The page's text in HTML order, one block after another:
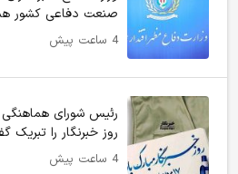
صنعت دفاعی کشور
4 ساعت پیش
رئیس شورای هماهنگی
روز خبرنگار را تبریک
4 ساعت پیش